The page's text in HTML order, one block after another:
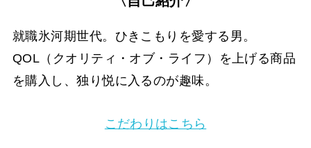
就職氷河期世代。ひきこもりを愛する男。
QOL（クオリティ・オブ・ライフ）を上げる商品
を購入し、独り悦に入るのが趣味。
こだわりはこちら